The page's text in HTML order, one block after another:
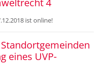
4
ist online!
eines UVP-